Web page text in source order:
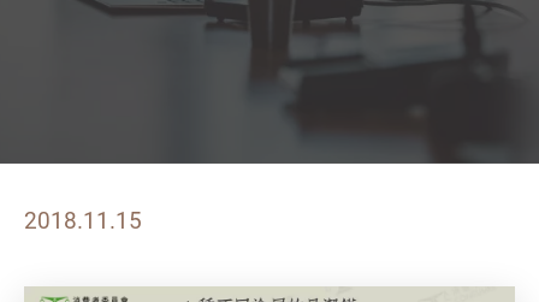
2018.11.15